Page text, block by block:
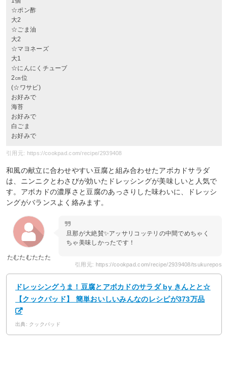
☆ポン酢
大2
☆ごま油
大2
☆マヨネーズ
大1
☆にんにくチューブ
2㎝位
(☆ワサビ)
お好みで
海苔
お好みで
白ごま
お好みで
引用元: https://cookpad.com/recipe/2939408
和風の献立に合わせやすい豆腐と組み合わせたアボカドサラダ
は、ニンニクとわさびが効いたドレッシングが美味しいと人気で
す。アボカドの濃厚さと豆腐のあっさりした味わいに、ドレッシ
ングがバランスよく絡みます。
たむたむたたた
旦那が大絶賛✨アッサリコッテリの中間でめちゃく
ちゃ美味しかったです！
引用元: https://cookpad.com/recipe/2939408/tsukurepos
ドレッシングうま！豆腐とアボカドのサラダ by きんとと☆
【クックパッド】 簡単おいしいみんなのレシピが373万品
出典: クックパッド